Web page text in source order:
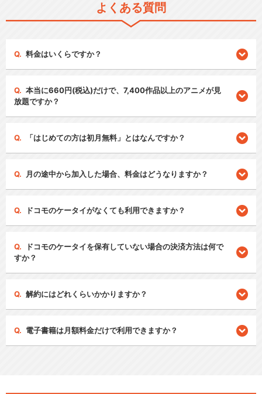
よくある質問
料金はいくらですか？
本当に660円(税込)だけで、7,400作品以上のアニメが見
放題ですか？
「はじめての方は初月無料」とはなんですか？
月の途中から加入した場合、料金はどうなりますか？
ドコモのケータイがなくても利用できますか？
ドコモのケータイを保有していない場合の決済方法は何で
すか？
解約にはどれくらいかかりますか？
電子書籍は月額料金だけで利用できますか？